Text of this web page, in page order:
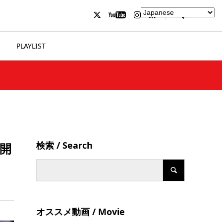
PLAYLIST
検索 / Search
オススメ動画 / Movie